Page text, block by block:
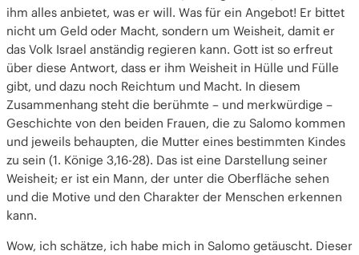
ihm alles anbietet, was er will. Was für ein Angebot! Er bittet
nicht um Geld oder Macht, sondern um Weisheit, damit er
das Volk Israel anständig regieren kann. Gott ist so erfreut
über diese Antwort, dass er ihm Weisheit in Hülle und Fülle
gibt, und dazu noch Reichtum und Macht. In diesem
Zusammenhang steht die berühmte – und merkwürdige –
Geschichte von den beiden Frauen, die zu Salomo kommen
und jeweils behaupten, die Mutter eines bestimmten Kindes
zu sein (1. Könige 3,16-28). Das ist eine Darstellung seiner
Weisheit; er ist ein Mann, der unter die Oberfläche sehen
und die Motive und den Charakter der Menschen erkennen
kann.
Wow, ich schätze, ich habe mich in Salomo getäuscht. Dieser